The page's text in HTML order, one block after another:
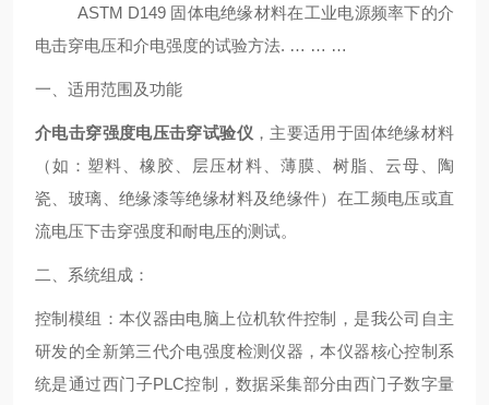
ASTM D149 固体电绝缘材料在工业电源频率下的介
电击穿电压和介电强度的试验方法. … … …
一、适用范围及功能
介电击穿强度电压击穿试验仪 ，主要适用于固体绝缘材料
（如：塑料、橡胶、层压材料、薄膜、树脂、云母、陶
瓷、玻璃、绝缘漆等绝缘材料及绝缘件）在工频电压或直
流电压下击穿强度和耐电压的测试。
二、系统组成：
控制模组：本仪器由电脑上位机软件控制，是我公司自主
研发的全新第三代介电强度检测仪器，本仪器核心控制系
统是通过西门子PLC控制，数据采集部分由西门子数字量